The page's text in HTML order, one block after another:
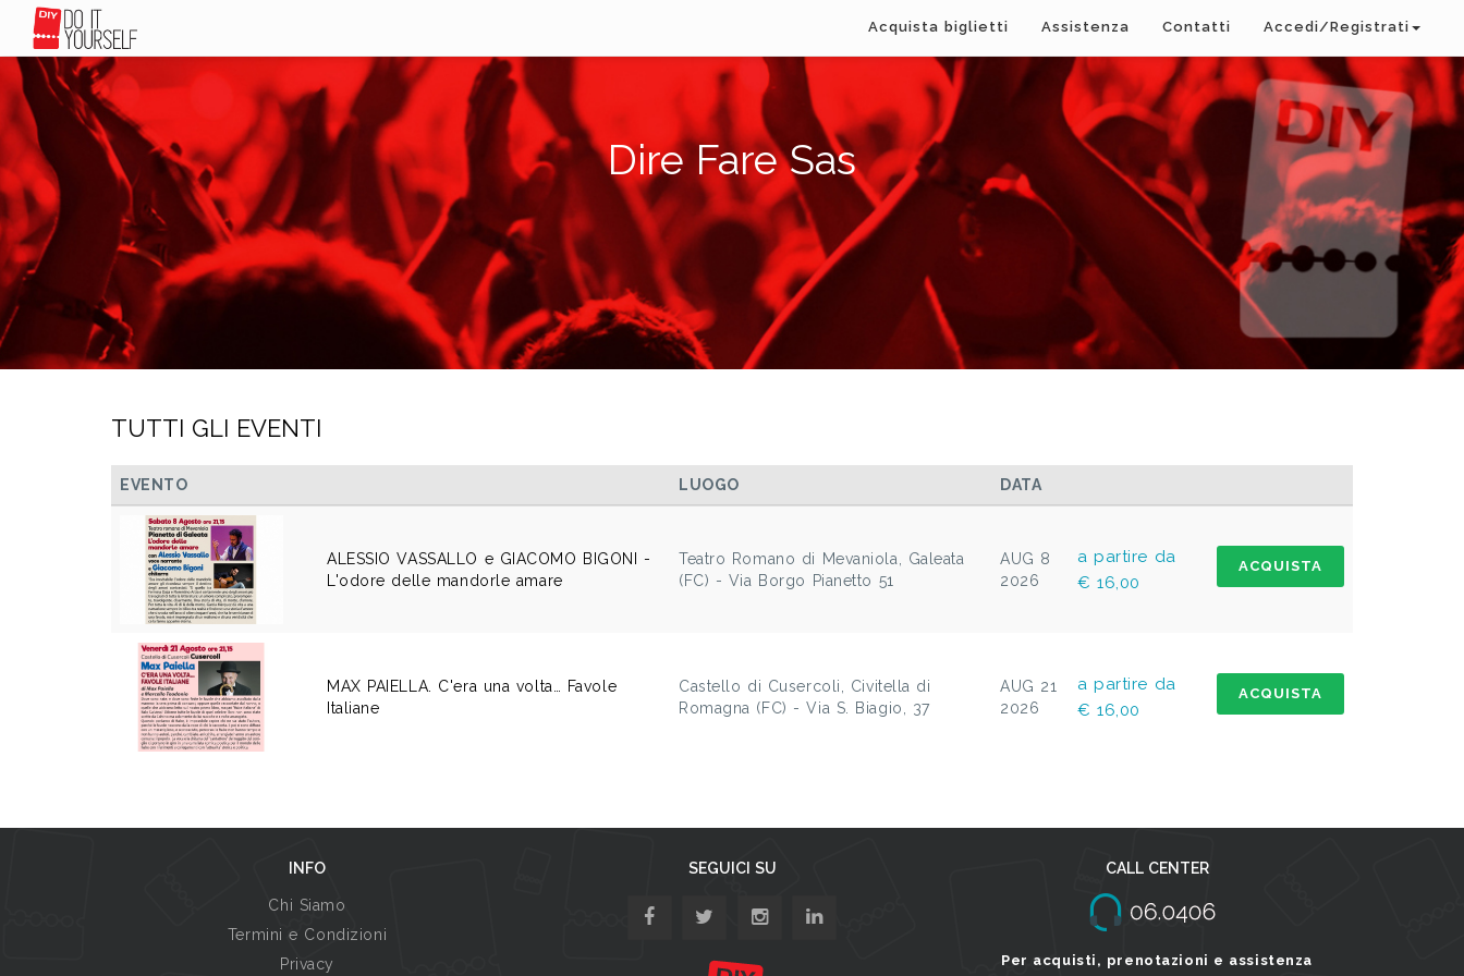
Acquista biglietti Assistenza Contatti Accedi/Registrati
Dire Fare Sas
TUTTI GLI EVENTI
EVENTO LUOGO DATA
ALESSIO VASSALLO e GIACOMO BIGONI -
L'odore delle mandorle amare
Teatro Romano di Mevaniola, Galeata
(FC) - Via Borgo Pianetto 51
AUG 8
2026
a partire da
€ 16,00
ACQUISTA
MAX PAIELLA. C'era una volta… Favole
Italiane
Castello di Cusercoli, Civitella di
Romagna (FC) - Via S. Biagio, 37
AUG 21
2026
a partire da
€ 16,00
ACQUISTA
INFO
Chi Siamo
Termini e Condizioni
Privacy
SEGUICI SU CALL CENTER
Per acquisti, prenotazioni e assistenza